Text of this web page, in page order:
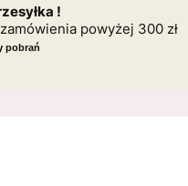
!
powyżej 300 zł
pobrań